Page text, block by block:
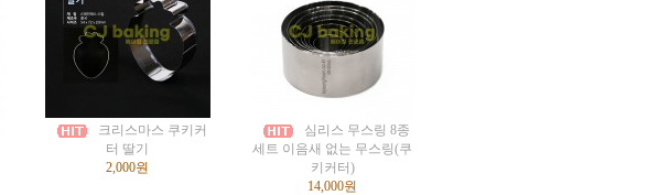
크리스마스 쿠키커
터 딸기
2,000원
심리스 무스링 8종
세트 이음새 없는 무스링(쿠
키커터)
14,000원